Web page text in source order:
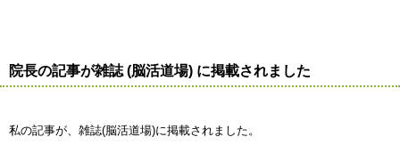
院長の記事が雑誌 (脳活道場) に掲載されました
私の記事が、雑誌(脳活道場)に掲載されました。